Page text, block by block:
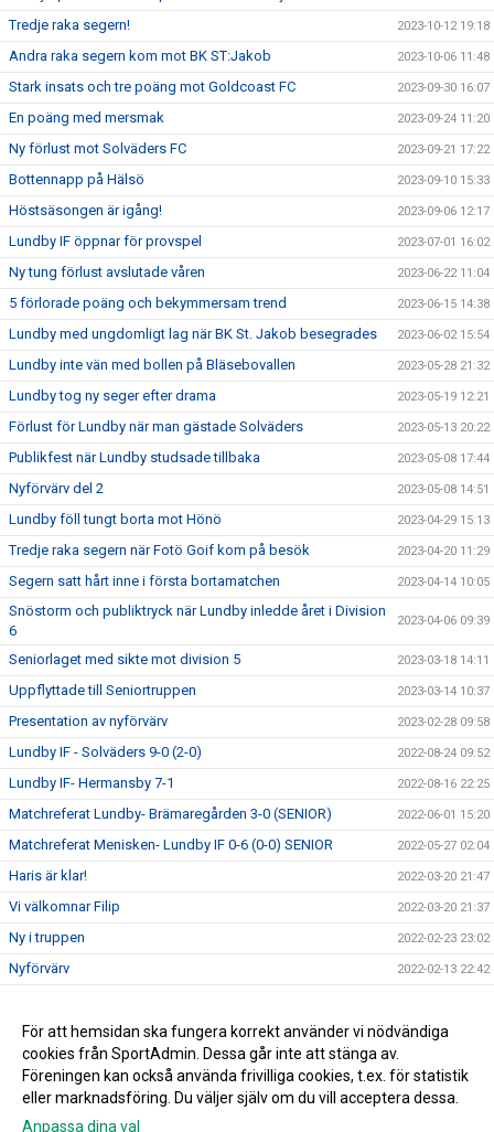
Tredje raka segern! 2023-10-12 19:18
Andra raka segern kom mot BK ST:Jakob 2023-10-06 11:48
Stark insats och tre poäng mot Goldcoast FC 2023-09-30 16:07
En poäng med mersmak 2023-09-24 11:20
Ny förlust mot Solväders FC 2023-09-21 17:22
Bottennapp på Hälsö 2023-09-10 15:33
Höstsäsongen är igång! 2023-09-06 12:17
Lundby IF öppnar för provspel 2023-07-01 16:02
Ny tung förlust avslutade våren 2023-06-22 11:04
5 förlorade poäng och bekymmersam trend 2023-06-15 14:38
Lundby med ungdomligt lag när BK St. Jakob besegrades 2023-06-02 15:54
Lundby inte vän med bollen på Bläsebovallen 2023-05-28 21:32
Lundby tog ny seger efter drama 2023-05-19 12:21
Förlust för Lundby när man gästade Solväders 2023-05-13 20:22
Publikfest när Lundby studsade tillbaka 2023-05-08 17:44
Nyförvärv del 2 2023-05-08 14:51
Lundby föll tungt borta mot Hönö 2023-04-29 15:13
Tredje raka segern när Fotö Goif kom på besök 2023-04-20 11:29
Segern satt hårt inne i första bortamatchen 2023-04-14 10:05
Snöstorm och publiktryck när Lundby inledde året i Division
6
2023-04-06 09:39
Seniorlaget med sikte mot division 5 2023-03-18 14:11
Uppflyttade till Seniortruppen 2023-03-14 10:37
Presentation av nyförvärv 2023-02-28 09:58
Lundby IF - Solväders 9-0 (2-0) 2022-08-24 09:52
Lundby IF- Hermansby 7-1 2022-08-16 22:25
Matchreferat Lundby- Brämaregården 3-0 (SENIOR) 2022-06-01 15:20
Matchreferat Menisken- Lundby IF 0-6 (0-0) SENIOR 2022-05-27 02:04
Haris är klar! 2022-03-20 21:47
Vi välkomnar Filip 2022-03-20 21:37
Ny i truppen 2022-02-23 23:02
Nyförvärv 2022-02-13 22:42
Nyförvärv 2022-02-06 22:52
2022-02-06 22:44
För att hemsidan ska fungera korrekt använder vi nödvändiga
cookies från SportAdmin. Dessa går inte att stänga av.
Föreningen kan också använda frivilliga cookies, t.ex. för statistik
eller marknadsföring. Du väljer själv om du vill acceptera dessa.
Anpassa dina val